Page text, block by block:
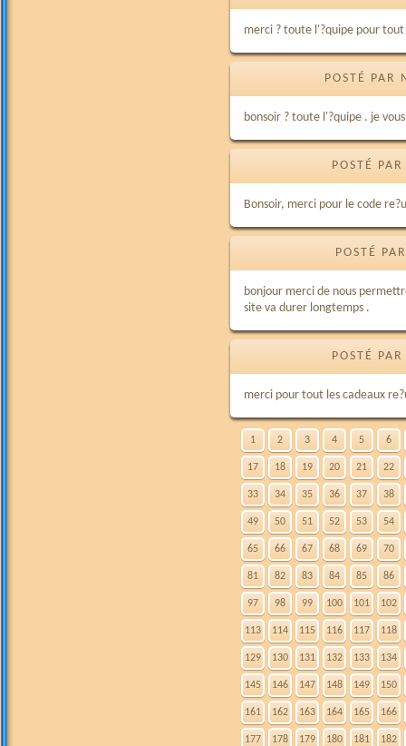
merci ? toute l'?quipe pour tout
POSTÉ
bonsoir ? toute l'?quipe . je
POSTÉ
Bonsoir, merci pour le code
POSTÉ
bonjour merci de nous
site va durer longtemps .
POSTÉ
merci pour tout les cadeaux
1 2 3 4 5 6
17 18 19 20 21 22
33 34 35 36 37 38
49 50 51 52 53 54
65 66 67 68 69 70
81 82 83 84 85 86
97 98 99 100 101 102
113 114 115 116 117 118
129 130 131 132 133 134
145 146 147 148 149 150
161 162 163 164 165 166
177 178 179 180 181 182